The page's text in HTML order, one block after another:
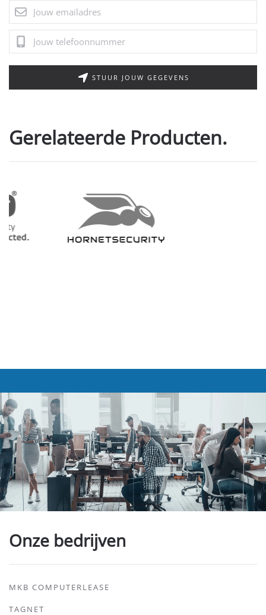
STUUR JOUW GEGEVENS
Gerelateerde Producten.
Onze bedrijven
MKB COMPUTERLEASE
TAGNET